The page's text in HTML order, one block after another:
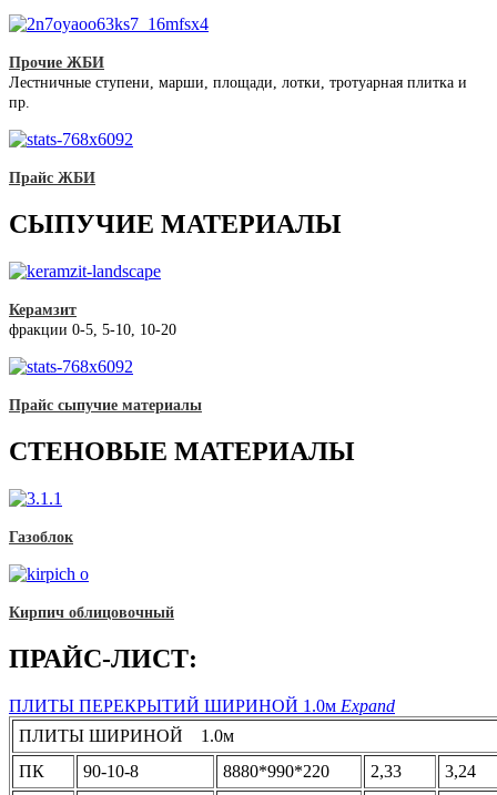
Прочие ЖБИ
Лестничные ступени, марши, площади, лотки, тротуарная плитка и
пр.
Прайс ЖБИ
СЫПУЧИЕ МАТЕРИАЛЫ
Керамзит
фракции 0-5, 5-10, 10-20
Прайс сыпучие материалы
СТЕНОВЫЕ МАТЕРИАЛЫ
Газоблок
Кирпич облицовочный
ПРАЙС-ЛИСТ:
ПЛИТЫ ПЕРЕКРЫТИЙ ШИРИНОЙ 1.0м Expand
ПЛИТЫ ШИРИНОЙ 1.0м
ПК
90-10-8 8880*990*220 2,33
3,24